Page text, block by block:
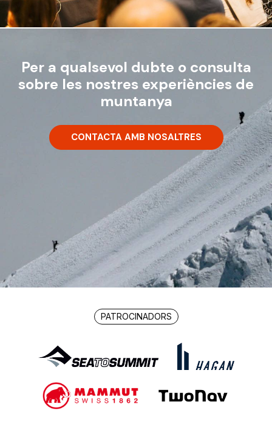
Per a qualsevol dubte o consulta
sobre les nostres experiències de
muntanya
CONTACTA AMB NOSALTRES
PATROCINADORS